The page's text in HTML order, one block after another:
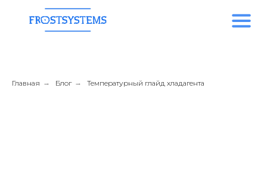
Главная → Блог → Температурный глайд хладагента